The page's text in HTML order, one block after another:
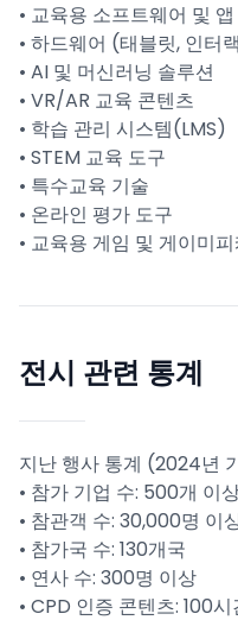
• 교육용 소프트웨어 및 앱
• 하드웨어 (태블릿, 인터
• AI 및 머신러닝 솔루션
• VR/AR 교육 콘텐츠
• 학습 관리 시스템(LMS)
• STEM 교육 도구
• 특수교육 기술
• 온라인 평가 도구
• 교육용 게임 및 게이미
전시 관련 통계
지난 행사 통계 (2024년
• 참가 기업 수: 500개 이
• 참관객 수: 30,000명 이
• 참가국 수: 130개국
• 연사 수: 300명 이상
• CPD 인증 콘텐츠: 100